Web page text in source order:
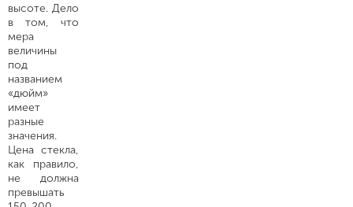
высоте. Дело
в том, что
мера
величины
под
названием
«дюйм»
имеет
разные
значения.
Цена стекла,
как правило,
не должна
превышать